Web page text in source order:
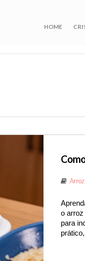
HOME
Arroz
o arroz
para